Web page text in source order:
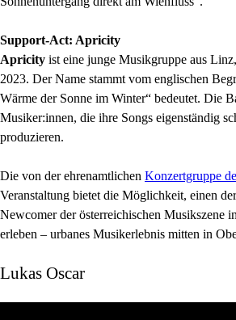
Support-Act: Apricity
Apricity ist eine junge Musikgruppe aus
2023. Der Name stammt vom englischen
Wärme der Sonne im Winter“ bedeutet. Die
Musiker:innen, die ihre Songs eigenständig
produzieren.
Die von der ehrenamtlichen Konzertgruppe
Veranstaltung bietet die Möglichkeit, einen
Newcomer der österreichischen Musikszene
erleben – urbanes Musikerlebnis mitten in
Lukas Oscar